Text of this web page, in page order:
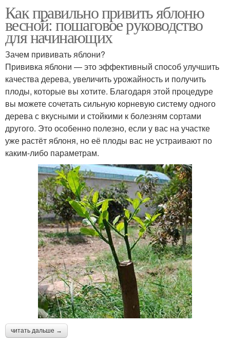
Как правильно привить яблоню
весной: пошаговое руководство
для начинающих
Зачем прививать яблони?
Прививка яблони — это эффективный способ улучшить
качества дерева, увеличить урожайность и получить
плоды, которые вы хотите. Благодаря этой процедуре
вы можете сочетать сильную корневую систему одного
дерева с вкусными и стойкими к болезням сортами
другого. Это особенно полезно, если у вас на участке
уже растёт яблоня, но её плоды вас не устраивают по
каким-либо параметрам.
читать дальше →